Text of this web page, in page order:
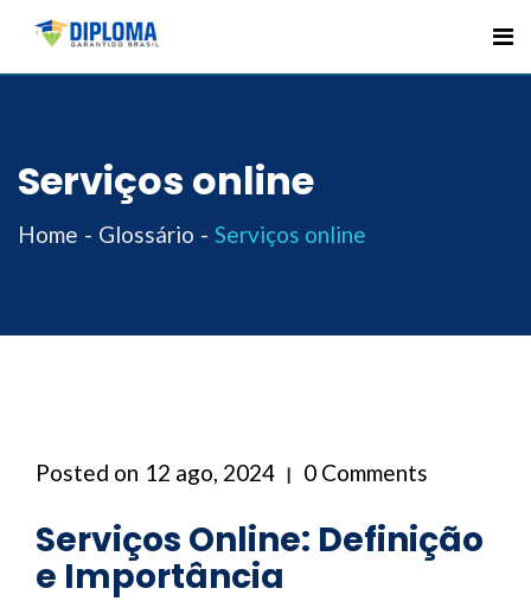
Skip
Serviços online
Home Glossário Serviços online
Posted on 12 ago, 2024 0 Comments
Serviços Online: Definição
e Importância